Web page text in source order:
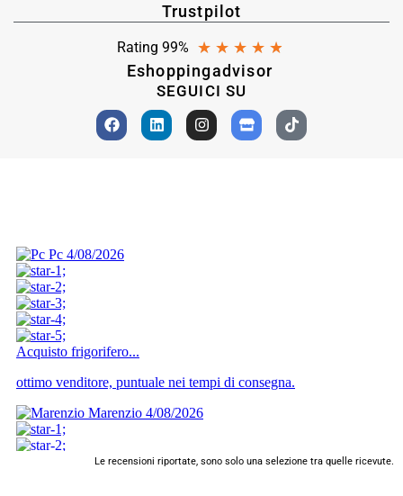
Trustpilot
Rating 99% ★ ★ ★ ★ ★
Eshoppingadvisor
SEGUICI SU
Le recensioni riportate, sono solo una selezione tra quelle ricevute.